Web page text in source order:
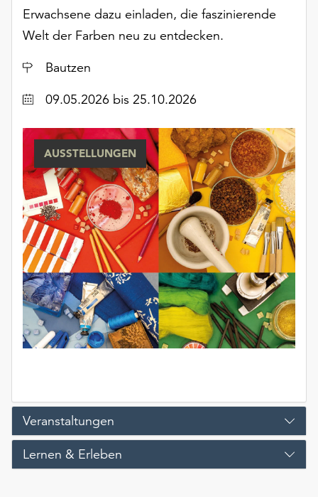
Erwachsene dazu einladen, die faszinierende
Welt der Farben neu zu entdecken.
Ort
Bautzen
Datum09.05.2026 bis 25.10.2026
AUSSTELLUNGEN
Veranstaltungen
Lernen & Erleben